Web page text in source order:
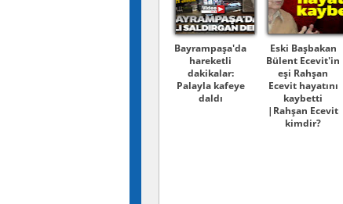
Bayrampaşa'da
hareketli
dakikalar:
Palayla kafeye
daldı
Eski Başbakan
Bülent Ecevit'in
eşi Rahşan
Ecevit hayatını
kaybetti
|Rahşan Ecevit
kimdir?